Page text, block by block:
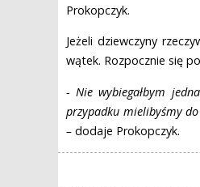
Prokopczyk.
Jeżeli dziewczyny
wątek. Rozpocznie się
- Nie wybiegałbym
przypadku mielibyśmy
– dodaje Prokopczyk.